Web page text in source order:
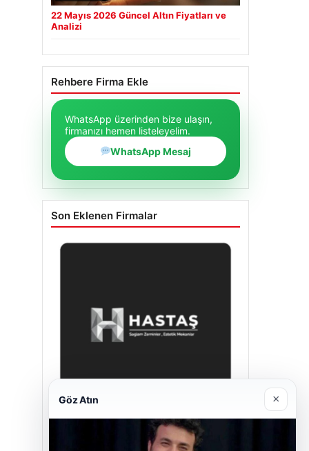
22 Mayıs 2026 Güncel Altın Fiyatları ve
Analizi
Rehbere Firma Ekle
WhatsApp üzerinden bize ulaşın,
firmanızı hemen listeleyelim.
WhatsApp Mesaj
Son Eklenen Firmalar
Göz Atın ×